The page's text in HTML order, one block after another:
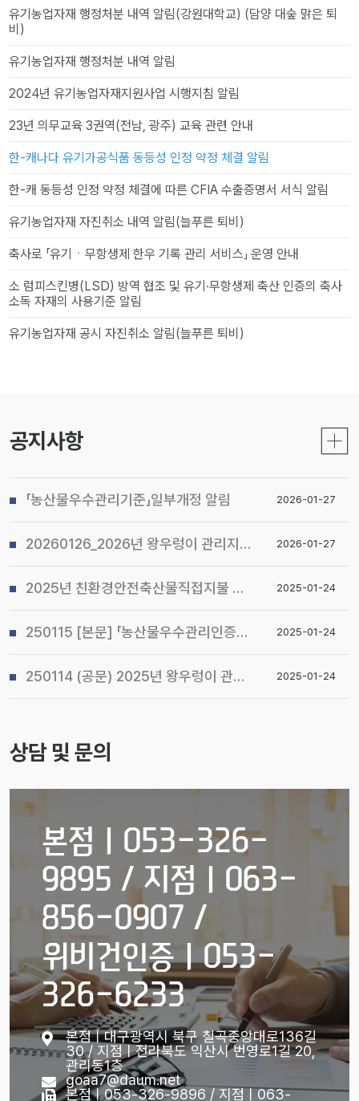
유기농업자재 행정처분 내역 알림(강원대학교) (담양 대숲 맑은 퇴
비)
유기농업자재 행정처분 내역 알림
2024년 유기농업자재지원사업 시행지침 알림
23년 의무교육 3권역(전남, 광주) 교육 관련 안내
한-캐나다 유기가공식품 동등성 인정 약정 체결 알림
한-캐 동등성 인정 약정 체결에 따른 CFIA 수출증명서 서식 알림
유기농업자재 자진취소 내역 알림(늘푸른 퇴비)
축사로 「유기ㆍ무항생제 한우 기록 관리 서비스」 운영 안내
소 럼피스킨병(LSD) 방역 협조 및 유기·무항생제 축산 인증의 축사
소독 자재의 사용기준 알림
유기농업자재 공시 자진취소 알림(늘푸른 퇴비)
공지사항
「농산물우수관리기준」일부개정 알림 2026-01-27
20260126_2026년 왕우렁이 관리지침 및 전국 일제 수거기간 운영계획 알림 2026-01-27
2025년 친환경안전축산물직접지불 사업 시행지침 알림 2025-01-24
250115 [본문] 「농산물우수관리인증(GAP) 기본교육 관리지침」개정 알림 2025-01-24
250114 (공문) 2025년 왕우렁이 관리지침 및 전국 일제 수거기간 운영계획 알림 2025-01-24
상담 및 문의
본점ㅣ053-326-
9895 / 지점ㅣ063-
856-0907 /
위비건인증ㅣ053-
326-6233
본점ㅣ대구광역시 북구 칠곡중앙대로136길
30 / 지점ㅣ전라북도 익산시 번영로1길 20,
관리동1층
goaa7@daum.net
본점ㅣ053-326-9896 / 지점ㅣ063-